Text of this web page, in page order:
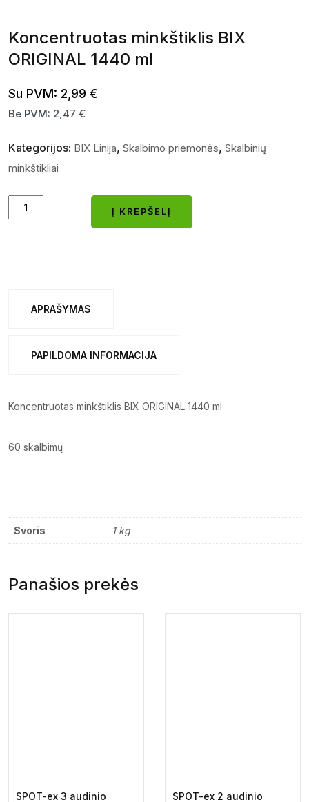
Koncentruotas minkštiklis BIX
ORIGINAL 1440 ml
Su PVM: 2,99 €
Be PVM: 2,47 €
Kategorijos: BIX Linija, Skalbimo priemonės, Skalbinių
minkštikliai
Koncentruotas
Į KREPŠELĮ
APRAŠYMAS
PAPILDOMA INFORMACIJA
Koncentruotas minkštiklis BIX ORIGINAL 1440 ml
60 skalbimų
Svoris 1 kg
Panašios prekės
SPOT-ex 3 audinio SPOT-ex 2 audinio